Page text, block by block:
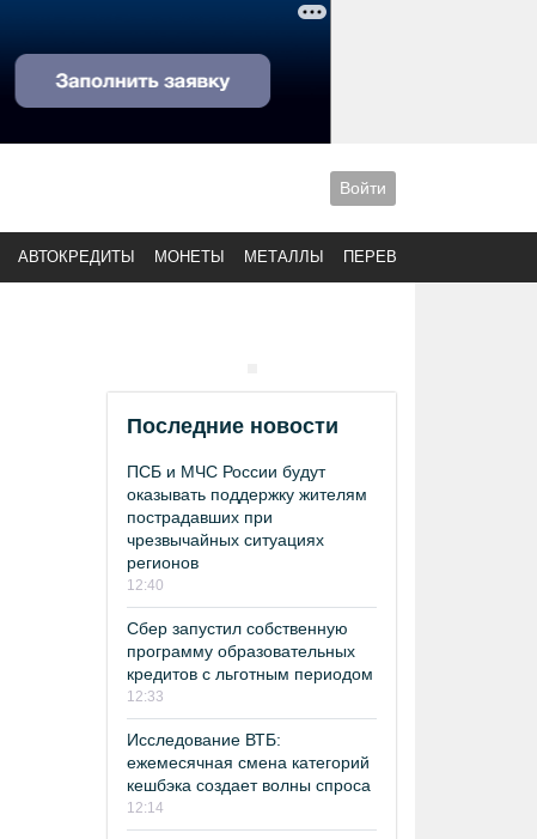
Войти
АВТОКРЕДИТЫ МОНЕТЫ МЕТАЛЛЫ ПЕРЕВОДЫ
Последние новости
ПСБ и МЧС России будут
оказывать поддержку жителям
пострадавших при
чрезвычайных ситуациях
регионов
12:40
Сбер запустил собственную
программу образовательных
кредитов с льготным периодом
12:33
Исследование ВТБ:
ежемесячная смена категорий
кешбэка создает волны спроса
12:14